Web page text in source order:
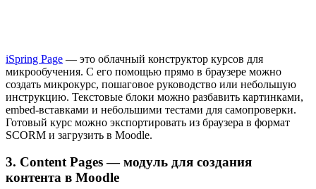
iSpring Page — это облачный конструктор курсов для
микрообучения. С его помощью прямо в браузере можно
создать микрокурс, пошаговое руководство или небольшую
инструкцию. Текстовые блоки можно разбавить картинками,
embed-вставками и небольшими тестами для самопроверки.
Готовый курс можно экспортировать из браузера в формат
SCORM и загрузить в Moodle.
3. Content Pages — модуль для создания
контента в Moodle